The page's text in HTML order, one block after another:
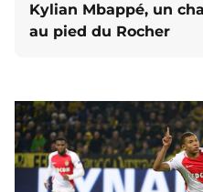
Kylian Mbappé, un
au pied du Rocher